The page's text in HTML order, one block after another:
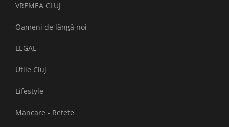
VREMEA CLUJ
Oameni de lângă noi
LEGAL
Utile Cluj
Lifestyle
Mancare - Retete